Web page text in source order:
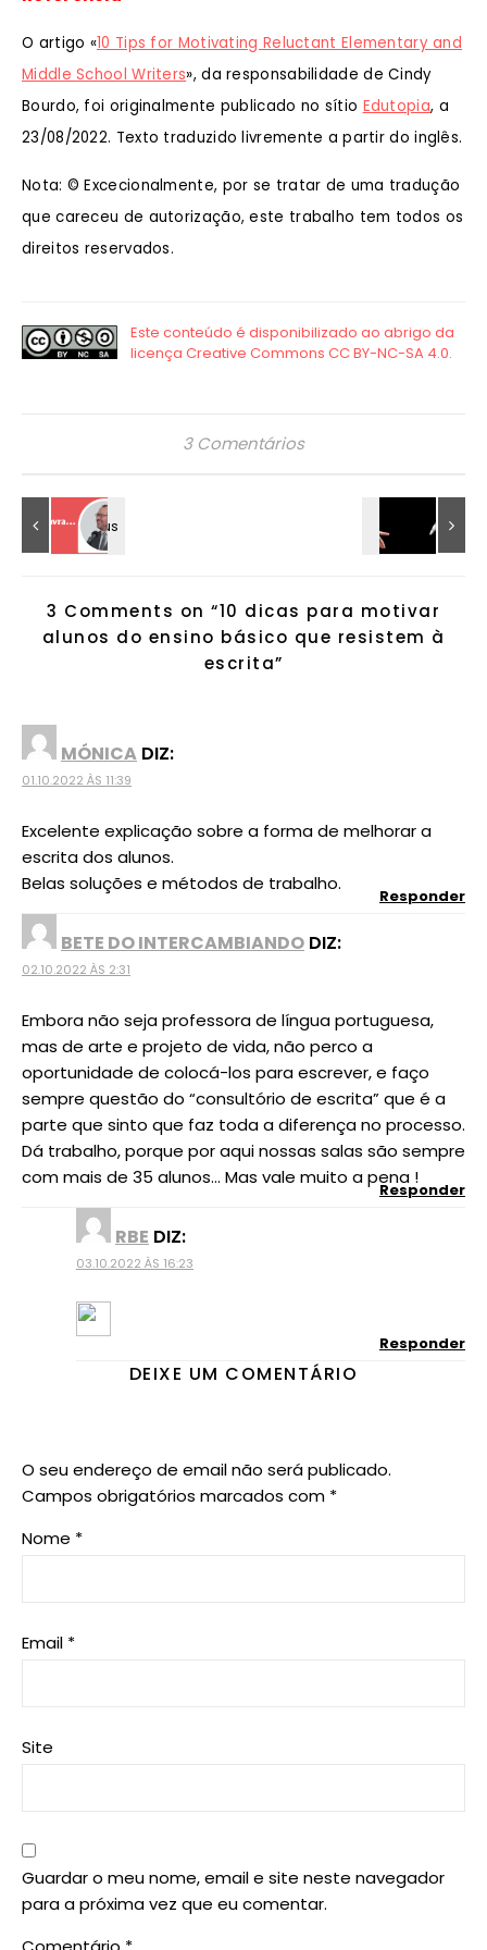
O artigo «10 Tips for Motivating Reluctant Elementary and
Middle School Writers», da responsabilidade de Cindy
Bourdo, foi originalmente publicado no sítio Edutopia, a
23/08/2022. Texto traduzido livremente a partir do inglês.
Nota: © Excecionalmente, por se tratar de uma tradução
que careceu de autorização, este trabalho tem todos os
direitos reservados.
3 Comentários
3 Comments on “10 dicas para motivar
alunos do ensino básico que resistem à
escrita”
MÓNICA DIZ:
01.10.2022 ÀS 11:39
Excelente explicação sobre a forma de melhorar a
escrita dos alunos.
Belas soluções e métodos de trabalho.
Responder
BETE DO INTERCAMBIANDO DIZ:
02.10.2022 ÀS 2:31
Embora não seja professora de língua portuguesa,
mas de arte e projeto de vida, não perco a
oportunidade de colocá-los para escrever, e faço
sempre questão do “consultório de escrita” que é a
parte que sinto que faz toda a diferença no processo.
Dá trabalho, porque por aqui nossas salas são sempre
com mais de 35 alunos… Mas vale muito a pena !
Responder
RBE DIZ:
03.10.2022 ÀS 16:23
Responder
DEIXE UM COMENTÁRIO
O seu endereço de email não será publicado.
Campos obrigatórios marcados com *
Nome *
Email *
Site
Guardar o meu nome, email e site neste navegador
para a próxima vez que eu comentar.